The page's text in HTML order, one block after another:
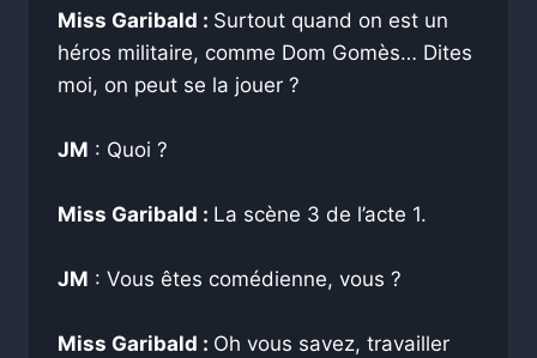
Miss Garibald : Surtout quand on est un
héros militaire, comme Dom Gomès… Dites
moi, on peut se la jouer ?
JM : Quoi ?
Miss Garibald : La scène 3 de l’acte 1.
JM : Vous êtes comédienne, vous ?
Miss Garibald : Oh vous savez, travailler